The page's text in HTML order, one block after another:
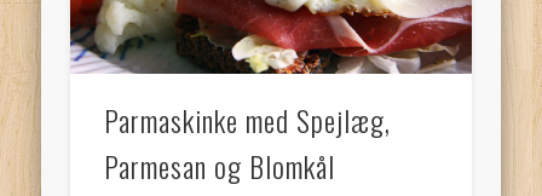
Parmaskinke med Spejlæg,
Parmesan og Blomkål